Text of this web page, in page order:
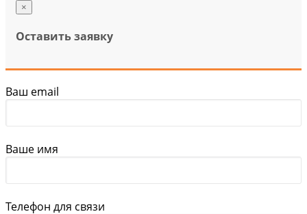
×
Оставить заявку
Ваш email
Ваше имя
Телефон для связи